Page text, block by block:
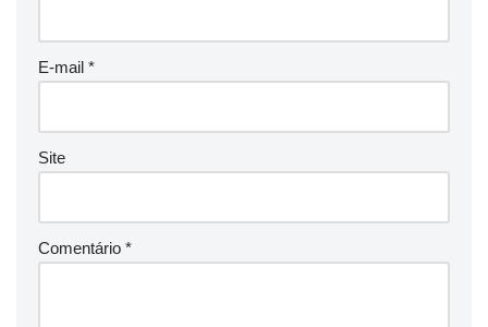
E-mail *
Site
Comentário *